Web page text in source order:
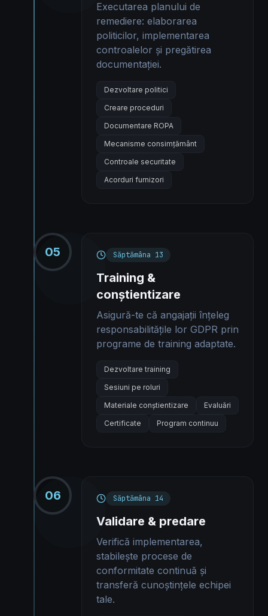
Executarea planului de
remediere: elaborarea
politicilor, implementarea
controalelor și pregătirea
documentației.
Dezvoltare politici
Creare proceduri
Documentare ROPA
Mecanisme consimțământ
Controale securitate
Acorduri furnizori
05 Săptămâna 13
Training &
conștientizare
Asigură-te că angajații înțeleg
responsabilitățile lor GDPR prin
programe de training adaptate.
Dezvoltare training
Sesiuni pe roluri
Materiale conștientizare
Evaluări
Certificate
Program continuu
06 Săptămâna 14
Validare & predare
Verifică implementarea,
stabilește procese de
conformitate continuă și
transferă cunoștințele echipei
tale.